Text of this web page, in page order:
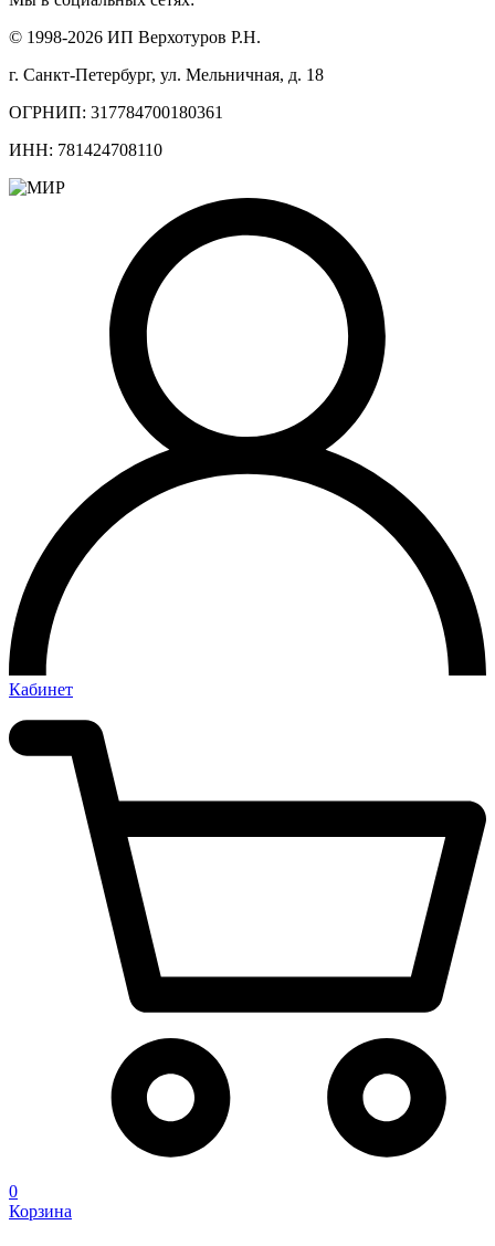
© 1998-2026 ИП Верхотуров Р.Н.
г. Санкт-Петербург, ул. Мельничная, д. 18
ОГРНИП: 317784700180361
ИНН: 781424708110
Кабинет
0
Корзина